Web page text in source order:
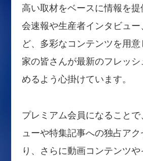
高い取材をベースに情報を
会速報や生産者インタビュ
ど、多彩なコンテンツを用
家の皆さんが最新のフレッシ
めるよう心掛けています。
プレミアム会員になること
ューや特集記事への独占ア
り、さらに動画コンテンツ